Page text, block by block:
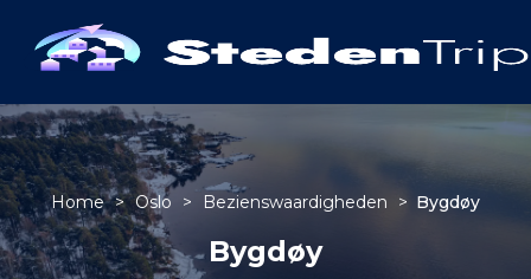
Home > Oslo > Bezienswaardigheden > Bygdøy
Bygdøy